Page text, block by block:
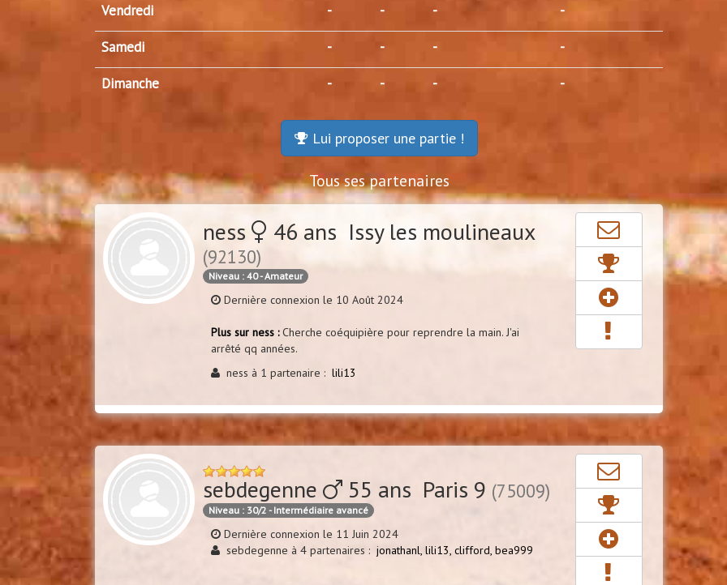
Vendredi - - - -
Samedi - - - -
Dimanche - - - -
Lui proposer une partie !
Tous ses partenaires
ness 46 ans Issy les moulineaux
(92130)
Niveau : 40 - Amateur
Dernière connexion le 10 Août 2024
Plus sur ness :Cherche coéquipière pour reprendre la main. J'ai
arrêté qq années.
ness à 1 partenaire :lili13
sebdegenne 55 ans Paris 9 (75009)
Niveau : 30/2 - Intermédiaire avancé
Dernière connexion le 11 Juin 2024
sebdegenne à 4 partenaires :jonathanl,lili13,clifford,bea999